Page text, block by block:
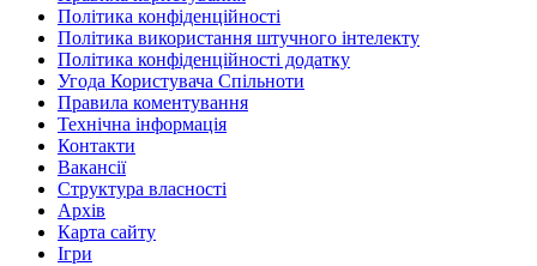
Політика конфіденційності
Політика використання штучного інтелекту
Політика конфіденційності додатку
Угода Користувача Спільноти
Правила коментування
Технічна інформація
Контакти
Вакансії
Структура власності
Архів
Карта сайту
Ігри